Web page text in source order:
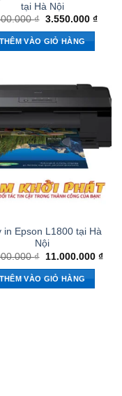
tại Hà Nội
₫ Giá
là:
3.600.000 ₫.
3.550.000 ₫Giá
VÀO GIỎ HÀNG
in Epson L1800 tại Hà
Nội
₫
Giá
là:
12.000.000 ₫.
11.000.000 ₫Giá
VÀO GIỎ HÀNG